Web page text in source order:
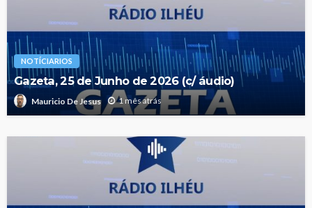
NOTÍCIARIOS
Gazeta, 25 de Junho de 2026 (c/ áudio)
Mauricio De Jesus 1 mês atrás